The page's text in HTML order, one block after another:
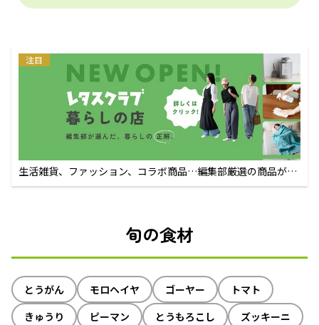
注目
生活雑貨、ファッション、コラボ商品…編集部厳選の商品が買
えるECサイト
旬の食材
とうがん モロヘイヤ ゴーヤー
トマト
きゅうり
ピーマン とうもろこし ズッキーニ